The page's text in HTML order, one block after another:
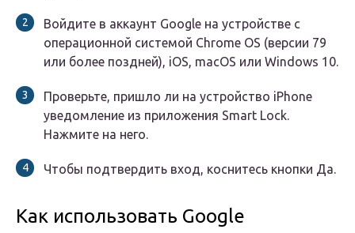
Войдите в аккаунт Google на устройстве с
операционной системой Chrome OS (версии 79
или более поздней), iOS, macOS или Windows 10.
Проверьте, пришло ли на устройство iPhone
уведомление из приложения Smart Lock.
Нажмите на него.
Чтобы подтвердить вход, коснитесь кнопки Да.
Как использовать Google